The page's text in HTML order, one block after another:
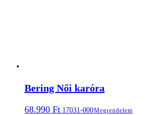
Bering Női karóra
68.990 Ft 17031-000Megrendelem